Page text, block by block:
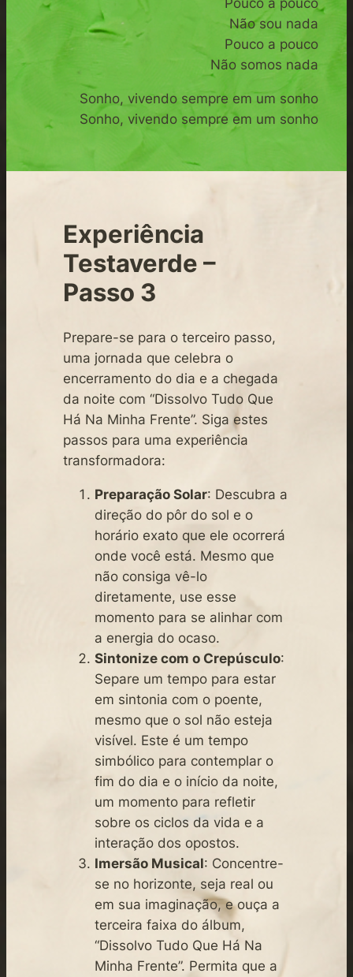
Pouco a pouco
Não sou nada
Pouco a pouco
Não somos nada
Sonho, vivendo sempre em um sonho
Sonho, vivendo sempre em um sonho
Experiência
Testaverde –
Passo 3
Prepare-se para o terceiro passo,
uma jornada que celebra o
encerramento do dia e a chegada
da noite com “Dissolvo Tudo Que
Há Na Minha Frente”. Siga estes
passos para uma experiência
transformadora:
Preparação Solar: Descubra a
direção do pôr do sol e o
horário exato que ele ocorrerá
onde você está. Mesmo que
não consiga vê-lo
diretamente, use esse
momento para se alinhar com
a energia do ocaso.
Sintonize com o Crepúsculo:
Separe um tempo para estar
em sintonia com o poente,
mesmo que o sol não esteja
visível. Este é um tempo
simbólico para contemplar o
fim do dia e o início da noite,
um momento para refletir
sobre os ciclos da vida e a
interação dos opostos.
Imersão Musical: Concentre-
se no horizonte, seja real ou
em sua imaginação, e ouça a
terceira faixa do álbum,
“Dissolvo Tudo Que Há Na
Minha Frente”. Permita que a